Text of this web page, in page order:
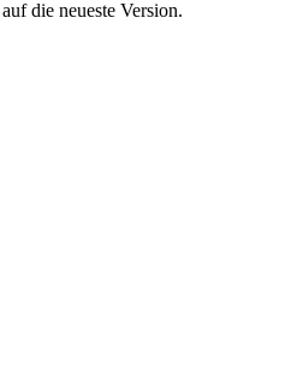
die neueste Version.